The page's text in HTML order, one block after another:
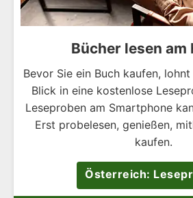
Bücher lesen am
Bevor Sie ein Buch kaufen,
Blick in eine kostenlose
Leseproben am Smartphone
Erst probelesen, genießen,
kaufen.
Österreich: